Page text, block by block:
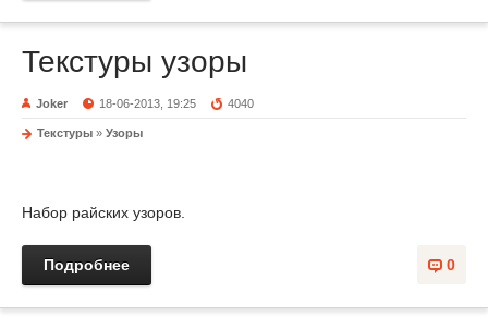
Текстуры узоры
Joker 18-06-2013, 19:25 4040
Текстуры » Узоры
Набор райских узоров.
0
Подробнее